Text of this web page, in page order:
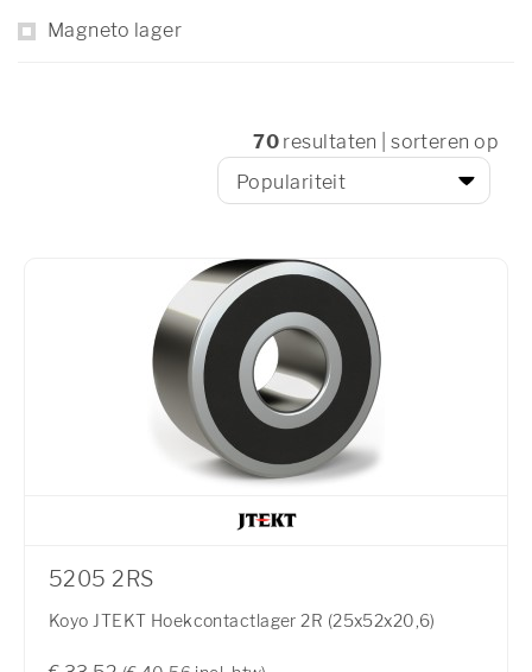
Magneto lager
70 resultaten | sorteren op
5205 2RS
Koyo JTEKT Hoekcontactlager 2R (25x52x20,6)